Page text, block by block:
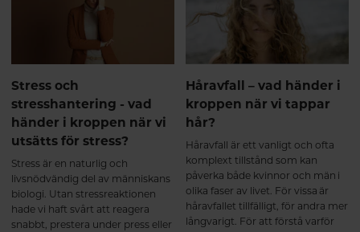
training improves body
composition and muscle
strength in elderly men. British
Journal of Nutrition. 2015.
Collagen Peptides in
Combination with Resistance
Training Improve Body
Strength. Nutrients. 2019.
kollagen och dalton? Och spelar
Här hjälper vi dig att reda ut vad
som verkligen spelar roll.
Stress och
stresshantering - vad
händer i kroppen när vi
utsätts för stress?
Stress är en naturlig och
livsnödvändig del av människans
biologi. Utan stressreaktionen
hade vi haft svårt att reagera
snabbt, prestera under press eller
Håravfall – vad händer i
kroppen när vi tappar
hår?
Håravfall är ett vanligt och ofta
komplext tillstånd som kan
påverka både kvinnor och män i
olika faser av livet. För vissa är
håravfallet tillfälligt, för andra mer
långvarigt. För att förstå varför